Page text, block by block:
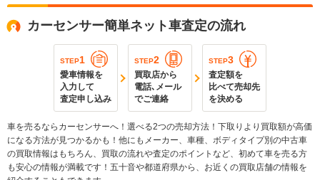
カーセンサー簡単ネット車査定の流れ
STEP1
愛車情報を
入力して
査定申し込み
STEP2
買取店から
電話､メール
でご連絡
STEP3
査定額を
比べて売却先
を決める
車を売るならカーセンサーへ！選べる2つの売却方法！下取りより買取額が高価
になる方法が見つかるかも！他にもメーカー、車種、ボディタイプ別の中古車
の買取情報はもちろん、買取の流れや査定のポイントなど、初めて車を売る方
も安心の情報が満載です！五十音や都道府県から、お近くの買取店舗の情報を